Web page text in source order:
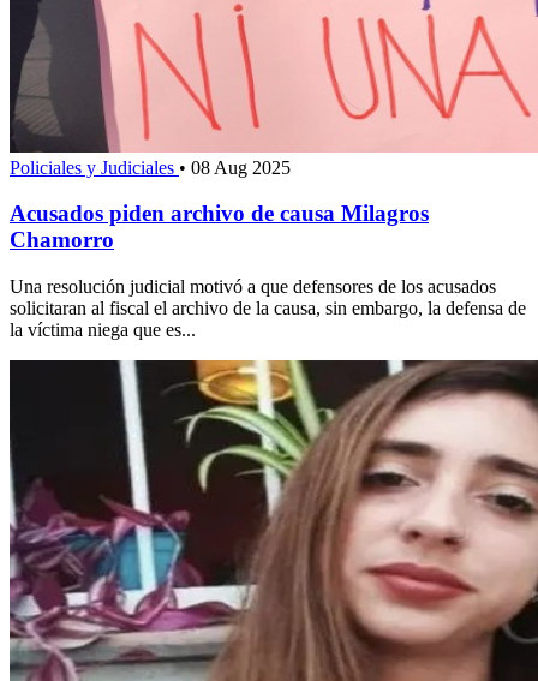
Policiales y Judiciales • 08 Aug 2025
Acusados piden archivo de causa Milagros
Chamorro
Una resolución judicial motivó a que defensores de los acusados
solicitaran al fiscal el archivo de la causa, sin embargo, la defensa de
la víctima niega que es...